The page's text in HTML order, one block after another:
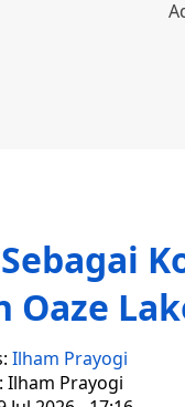
Ilham Prayogi
Ilham Prayogi